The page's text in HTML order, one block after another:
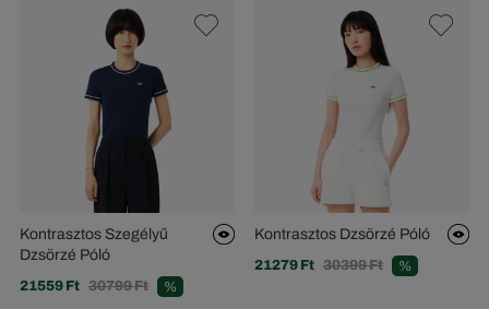
Kontrasztos Szegélyű
Dzsörzé Póló
21559 Ft 30799 Ft %
Kontrasztos Dzsörzé Póló
21279 Ft 30399 Ft %